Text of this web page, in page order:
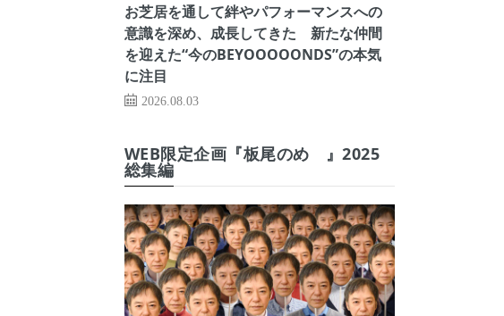
お芝居を通して絆やパフォーマンスへの
意識を深め、成長してきた 新たな仲間
を迎えた“今のBEYOOOOONDS”の本気
に注目
2026.08.03
WEB限定企画『板尾のめ゙』2025
総集編